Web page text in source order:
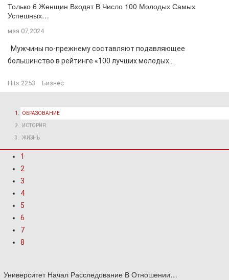
Только 6 Женщин Входят В Число 100 Молодых Самых
Успешных…
мая 07,2024
Мужчины по-прежнему составляют подавляющее
большинство в рейтинге «100 лучших молодых...
Hits:2253 Бизнес
ОБРАЗОВАНИЕ
ИСТОРИЯ
ЖИЗНЬ
1
2
3
4
5
6
7
8
Университет Начал Расследование В Отношении…